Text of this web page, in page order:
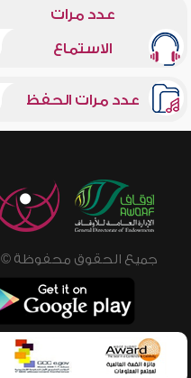
عدد مرات
الاستماع
عدد مرات الحفظ
جميع الحقوق محفوظة © 2026 - 1998 لشبكة إسلام ويب